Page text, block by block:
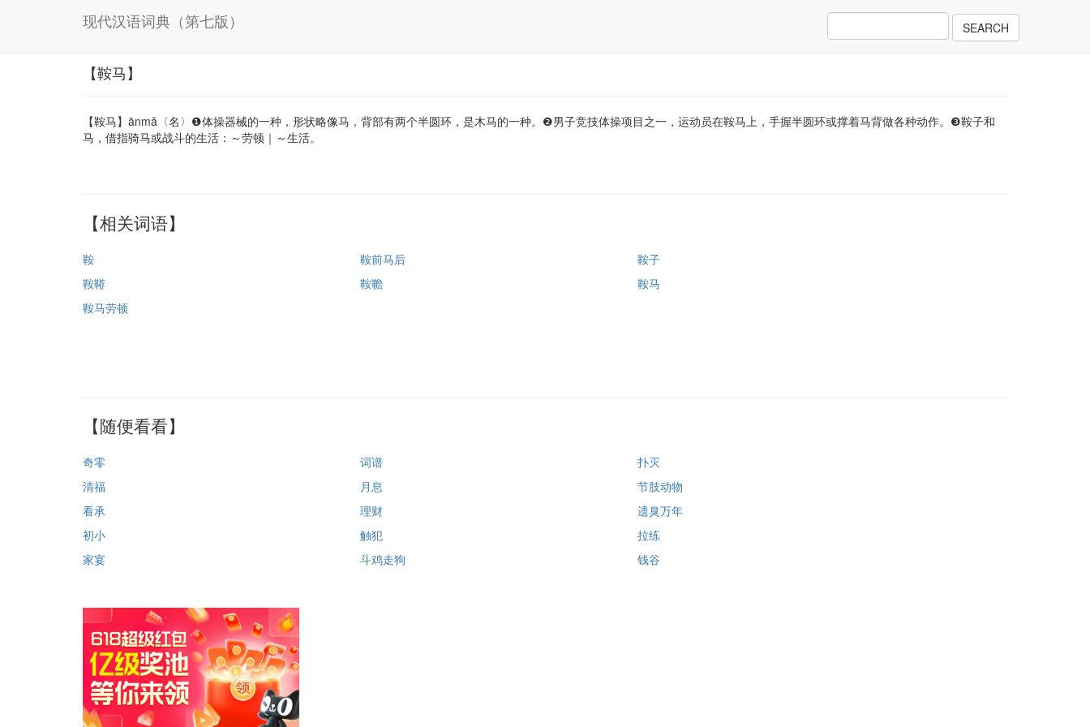
现代汉语词典（第七版） SEARCH
【鞍马】
【鞍马】ānmǎ〈名〉❶体操器械的一种，形状略像马，背部有两个半圆环，是木马的一种。❷男子竞技体操项目之一，运动员在鞍马上，手握半圆环或撑着马背做各种动作。❸鞍子和
马，借指骑马或战斗的生活：～劳顿｜～生活。
【相关词语】
鞍 鞍前马后
鞍子
鞍鞯
鞍韂
鞍马
鞍马劳顿
【随便看看】
奇零 词谱
扑灭
清福
月息
节肢动物
看承
理财
遗臭万年
初小
触犯
拉练
家宴
斗鸡走狗 钱谷